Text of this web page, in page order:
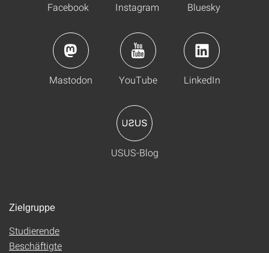
Facebook Instagram Bluesky
Mastodon YouTube LinkedIn
USUS-Blog
Zielgruppe
Studierende
Beschäftigte